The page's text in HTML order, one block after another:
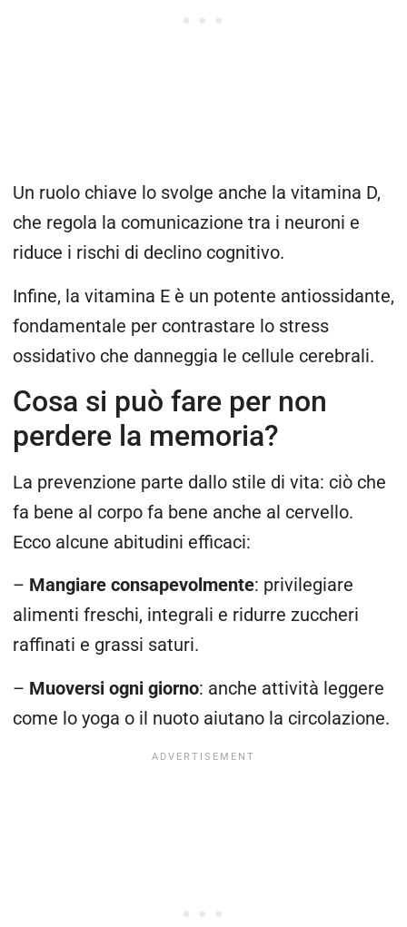
Un ruolo chiave lo svolge anche la vitamina D,
che regola la comunicazione tra i neuroni e
riduce i rischi di declino cognitivo.
Infine, la vitamina E è un potente antiossidante,
fondamentale per contrastare lo stress
ossidativo che danneggia le cellule cerebrali.
Cosa si può fare per non
perdere la memoria?
La prevenzione parte dallo stile di vita: ciò che
fa bene al corpo fa bene anche al cervello.
Ecco alcune abitudini efficaci:
– Mangiare consapevolmente: privilegiare
alimenti freschi, integrali e ridurre zuccheri
raffinati e grassi saturi.
– Muoversi ogni giorno: anche attività leggere
come lo yoga o il nuoto aiutano la circolazione.